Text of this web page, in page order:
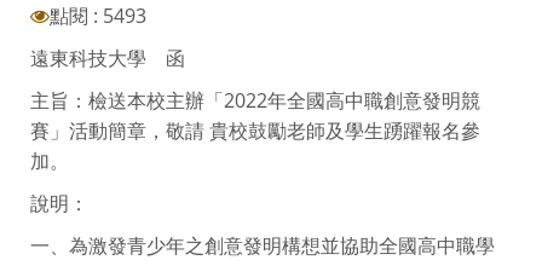
點閱 : 5493
遠東科技大學 函
主旨：檢送本校主辦「2022年全國高中職創意發明競
賽」活動簡章，敬請 貴校鼓勵老師及學生踴躍報名參
加。
說明：
一、為激發青少年之創意發明構想並協助全國高中職學